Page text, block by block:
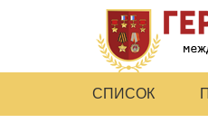
СПИСОК